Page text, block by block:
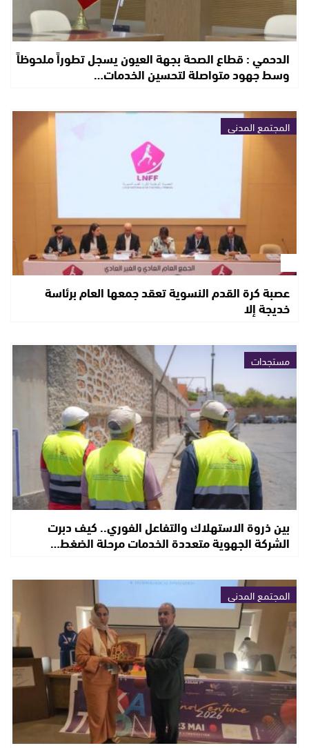
الدحمي : قطاع الصحة بجهة العيون يسجل تطوراً ملحوظاً
وسط جهود متواصلة لتحسين الخدمات…
المجتمع المدني
عصبة كرة القدم النسوية تعقد جمعها العام برئاسة
خديجة إلا
مستجدات
بين ذروة الاستهلاك والتفاعل الفوري.. كيف دبرت
الشركة الجهوية متعددة الخدمات مرحلة الضغط…
المجتمع المدني